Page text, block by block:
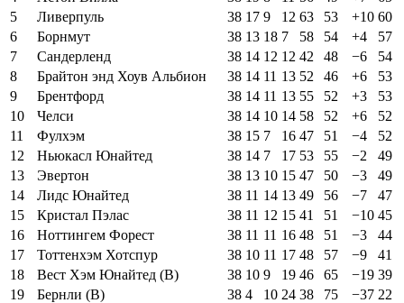
5
Ливерпуль 38 17 9 12 63 53 +10 60
6
Борнмут 38 13 18 7 58 54 +4
57
7
Сандерленд 38 14 12 12 42 48 −6
54
8
Брайтон энд Хоув Альбион 38 14 11 13 52 46 +6
53
9
Брентфорд 38 14 11 13 55 52 +3
53
10
Челси 38 14 10 14 58 52 +6
52
11
Фулхэм 38 15 7 16 47 51 −4
52
12
Ньюкасл Юнайтед 38 14 7 17 53 55 −2
49
13
Эвертон 38 13 10 15 47 50 −3
49
14
Лидс Юнайтед 38 11 14 13 49 56 −7
47
15
Кристал Пэлас 38 11 12 15 41 51 −10 45
16
Ноттингем Форест 38 11 11 16 48 51 −3
44
17
Тоттенхэм Хотспур 38 10 11 17 48 57 −9
41
18
Вест Хэм Юнайтед (В) 38 10 9 19 46 65 −19 39
19
Бернли (В) 38 4 10 24 38 75 −37 22